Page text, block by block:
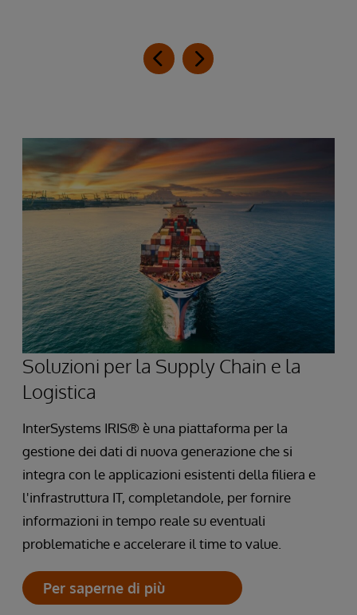
Soluzioni per la Supply Chain e la
Logistica
InterSystems IRIS® è una piattaforma per la
gestione dei dati di nuova generazione che si
integra con le applicazioni esistenti della filiera e
l'infrastruttura IT, completandole, per fornire
informazioni in tempo reale su eventuali
problematiche e accelerare il time to value.
Per saperne di più